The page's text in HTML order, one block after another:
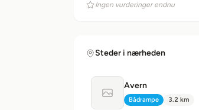
Ingen vurderinger endnu
Steder i nærheden
Intet billede
Avern
Type:
Bådrampe Afstand:
3.2 km